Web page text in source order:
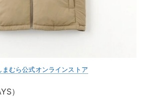
まむら公式オンラインストア
）